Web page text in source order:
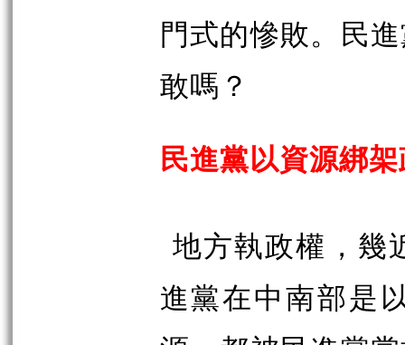
門式的慘敗。民
敢嗎？
民進黨以資源綁
地方執政權，幾
進黨在中南部是